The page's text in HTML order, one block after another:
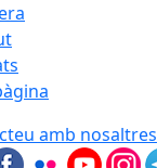
amb nosaltres